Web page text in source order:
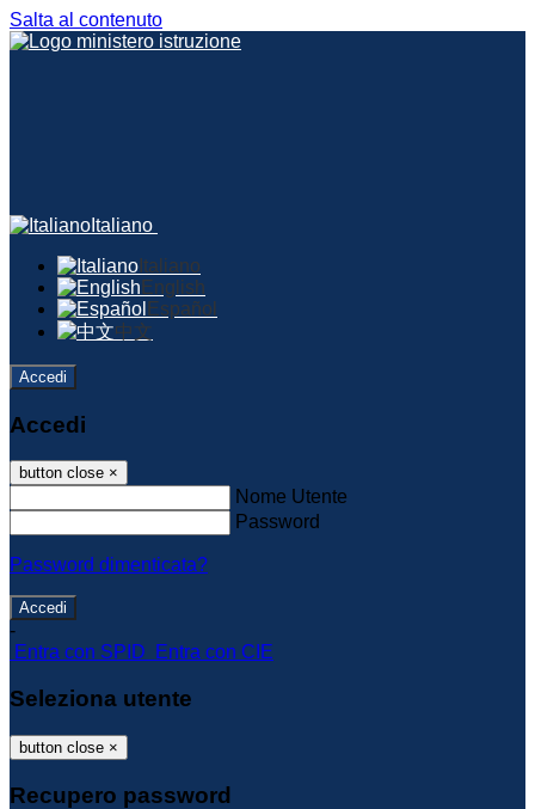
Salta al contenuto
Italiano
Italiano
English
Español
中文
Accedi
Accedi
button close ×
Nome Utente
Password
Password dimenticata?
-
Entra con SPID
Entra con CIE
Seleziona utente
button close ×
Recupero password